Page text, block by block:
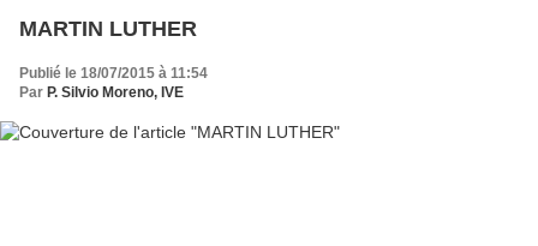
MARTIN LUTHER
Publié le 18/07/2015 à 11:54
Par P. Silvio Moreno, IVE